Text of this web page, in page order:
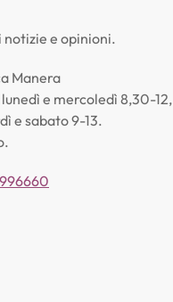
e opinioni.
Manera
e mercoledì 8,30-12,
e sabato 9-13.